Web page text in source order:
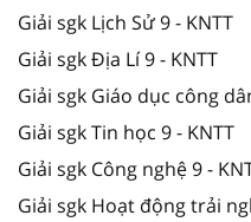
Giải sgk Lịch Sử 9 - KNTT
Giải sgk Địa Lí 9 - KNTT
Giải sgk Giáo dục công
Giải sgk Tin học 9 - KNTT
Giải sgk Công nghệ 9 -
Giải sgk Hoạt động trải